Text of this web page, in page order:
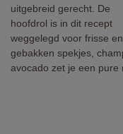
uitgebreid gerecht. De
hoofdrol is in dit recept
weggelegd voor frisse
gebakken spekjes,
avocado zet je een pure